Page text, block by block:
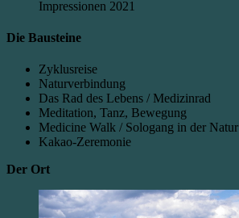
Impressionen 2021
Die Bausteine
Zyklusreise
Naturverbindung
Das Rad des Lebens / Medizinrad
Meditation, Tanz, Bewegung
Medicine Walk / Sologang in der Natur
Kakao-Zeremonie
Der Ort